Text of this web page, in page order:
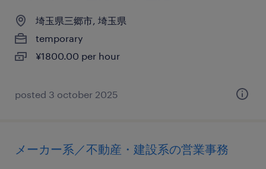
埼玉県三郷市, 埼玉県
temporary
¥1800.00 per hour
posted 3 october 2025
メーカー系／不動産・建設系の営業事務